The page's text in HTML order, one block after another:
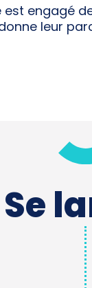
engagé
leur
Se